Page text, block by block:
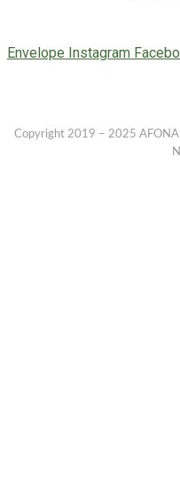
Envelope Instagram
Copyright 2019 – 2025 AFONA